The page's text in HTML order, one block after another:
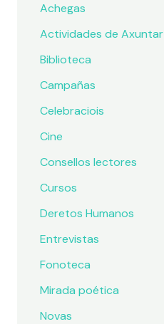
Achegas
Actividades de Axuntar
Biblioteca
Campañas
Celebraciois
Cine
Consellos lectores
Cursos
Deretos Humanos
Entrevistas
Fonoteca
Mirada poética
Novas